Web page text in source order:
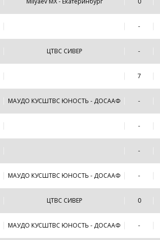
-
ЦТВС СИВЕР -
7
МАУДО КУСШТВС ЮНОСТЬ - ДОСААФ -
-
-
МАУДО КУСШТВС ЮНОСТЬ - ДОСААФ -
ЦТВС СИВЕР 0
МАУДО КУСШТВС ЮНОСТЬ - ДОСААФ -